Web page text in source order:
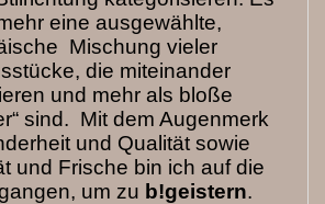
eine ausgewählte,
Mischung vieler
die miteinander
und mehr als bloße
sind. Mit dem Augenmerk
und Qualität sowie
und Frische bin ich auf die
um zu b!geistern.